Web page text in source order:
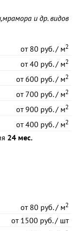
и др. видов
от80 руб. / м2
от40 руб. / м2
от600 руб. / м2
от700 руб. / м2
от900 руб. / м2
от400 руб. / м2
24 мес.
от80 руб. / м2
от1500 руб. / шт